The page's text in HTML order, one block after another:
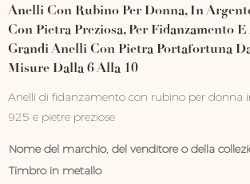
Anelli Con Rubino Per Donna, In
Con Pietra Preziosa, Per Fidanzamento
Grandi Anelli Con Pietra Portafortuna
Misure Dalla 6 Alla 10
Anelli di fidanzamento con rubino per donna
925 e pietre preziose
Nome del marchio, del venditore o della
Timbro in metallo